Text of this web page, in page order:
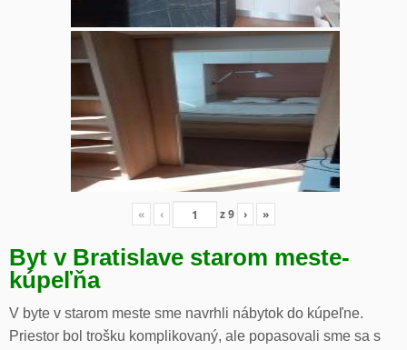
« ‹ z9 › »
Byt v Bratislave starom meste-
kúpeľňa
V byte v starom meste sme navrhli nábytok do kúpeľne.
Priestor bol trošku komplikovaný, ale popasovali sme sa s